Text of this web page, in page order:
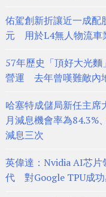
佑駕創新折讓近一成配
元 用於L4無人物流車
57年歷史「頂好大光麵
營運 去年曾嘆難敵內
哈塞特成儲局新任主
月減息機會率為84.3%
減息三次
英偉達：Nvidia AI芯片
代 對Google TPU成功